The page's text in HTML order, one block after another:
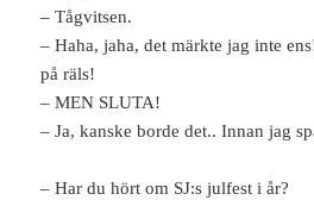
– Tågvitsen.
– Haha, jaha, det märkte jag inte
på räls!
– MEN SLUTA!
– Ja, kanske borde det.. Innan jag
– Har du hört om SJ:s julfest i år?